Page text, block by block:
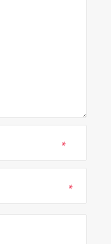
*
*